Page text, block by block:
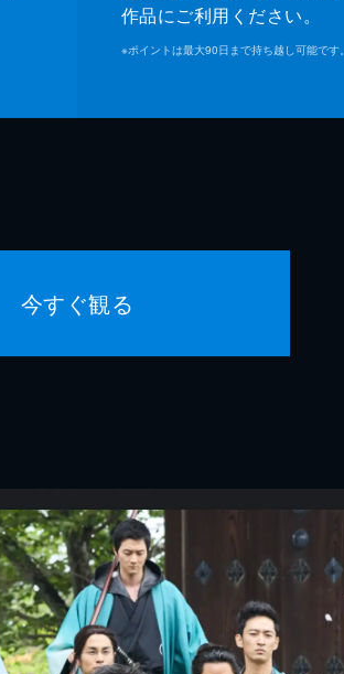
作品にご利用ください。
※ポイントは最大90日まで持ち越し可能です。
今すぐ観る